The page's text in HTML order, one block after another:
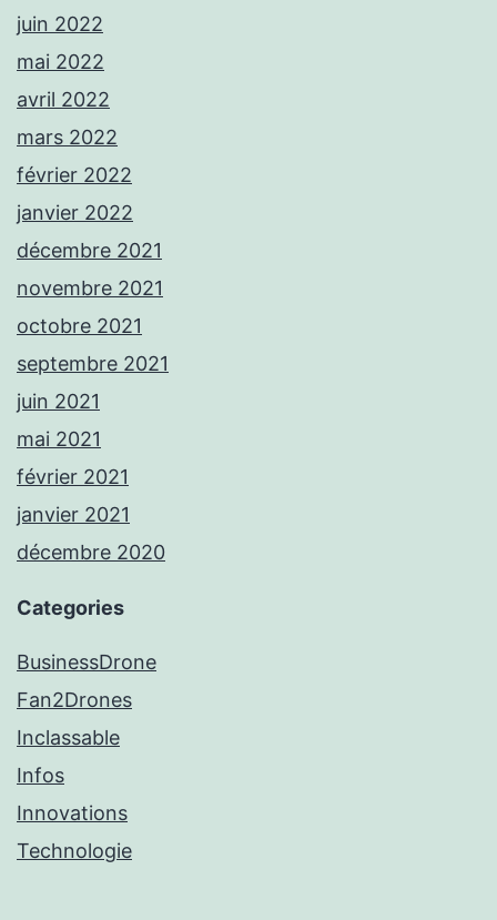
juin 2022
mai 2022
avril 2022
mars 2022
février 2022
janvier 2022
décembre 2021
novembre 2021
octobre 2021
septembre 2021
juin 2021
mai 2021
février 2021
janvier 2021
décembre 2020
Categories
BusinessDrone
Fan2Drones
Inclassable
Infos
Innovations
Technologie